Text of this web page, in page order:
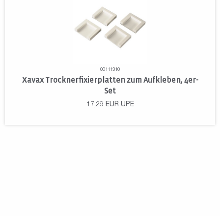
00111310
Xavax Trocknerfixierplatten zum Aufkleben, 4er-
Set
17,29 EUR UPE